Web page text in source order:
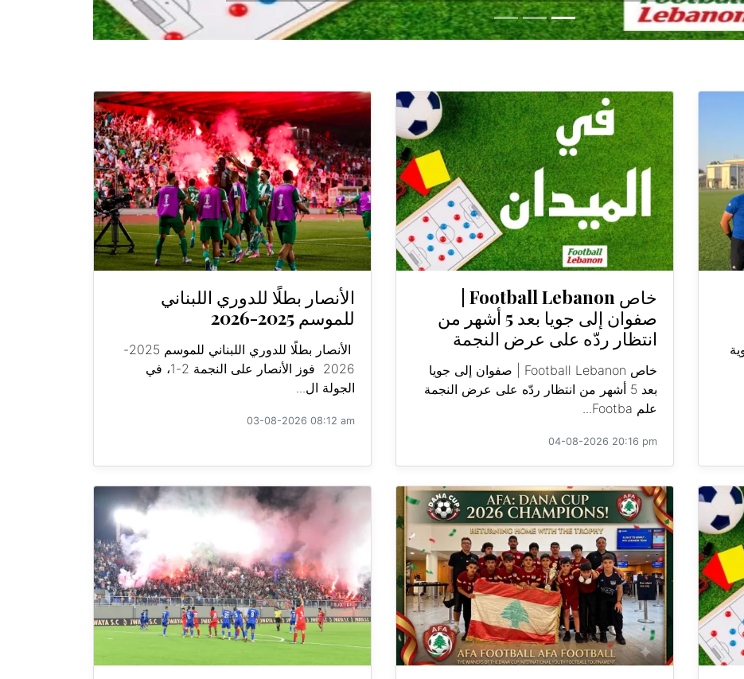
صفوان إلى جويا بعد 5 أشهر من
انتظار ردّه على عرض النجمة
خاص Football Lebanon | صفوان إلى جويا
بعد 5 أشهر من انتظار ردّه على عرض النجمة
علم Footba...
04-08-2026 20:16 pm
الأنصار بطلًا للدوري اللبناني
للموسم 2025-2026
الأنصار بطلًا للدوري اللبناني للموسم 2025-
2026 فوز الأنصار على النجمة 2-1، في
الجولة ال...
03-08-2026 08:12 am